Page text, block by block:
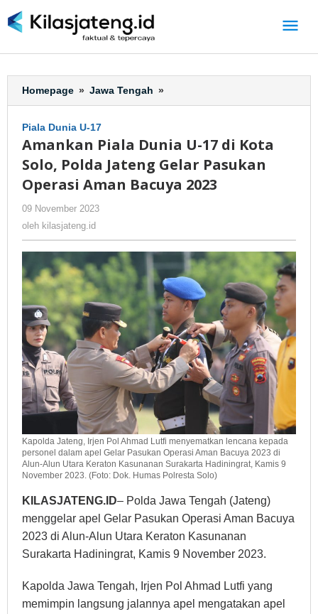
ke
Homepage » Jawa Tengah »
Piala
17
di
Kota
Solo,
Gelar
Pasukan
Operasi
Aman
Bacuya
2023
Piala Dunia U-17
Amankan Piala Dunia U-17 di Kota
Solo, Polda Jateng Gelar Pasukan
Operasi Aman Bacuya 2023
09 November 2023
oleh kilasjateng.id
Kapolda Jateng, Irjen Pol Ahmad Lutfi menyematkan lencana kepada
personel dalam apel Gelar Pasukan Operasi Aman Bacuya 2023 di
Alun-Alun Utara Keraton Kasunanan Surakarta Hadiningrat, Kamis 9
November 2023. (Foto: Dok. Humas Polresta Solo)
KILASJATENG.ID– Polda Jawa Tengah (Jateng)
menggelar apel Gelar Pasukan Operasi Aman Bacuya
2023 di Alun-Alun Utara Keraton Kasunanan
Surakarta Hadiningrat, Kamis 9 November 2023.
Kapolda Jawa Tengah, Irjen Pol Ahmad Lutfi yang
memimpin langsung jalannya apel mengatakan apel